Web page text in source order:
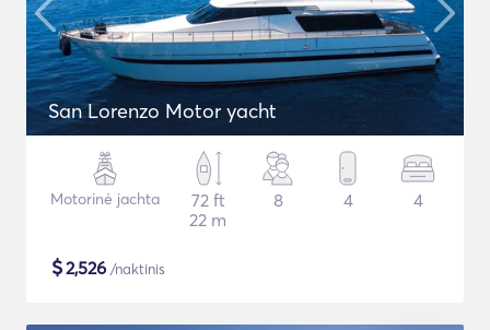
San Lorenzo Motor yacht
Motorinė jachta
72 ft
22 m
8 4 4
$2,526 /naktinis